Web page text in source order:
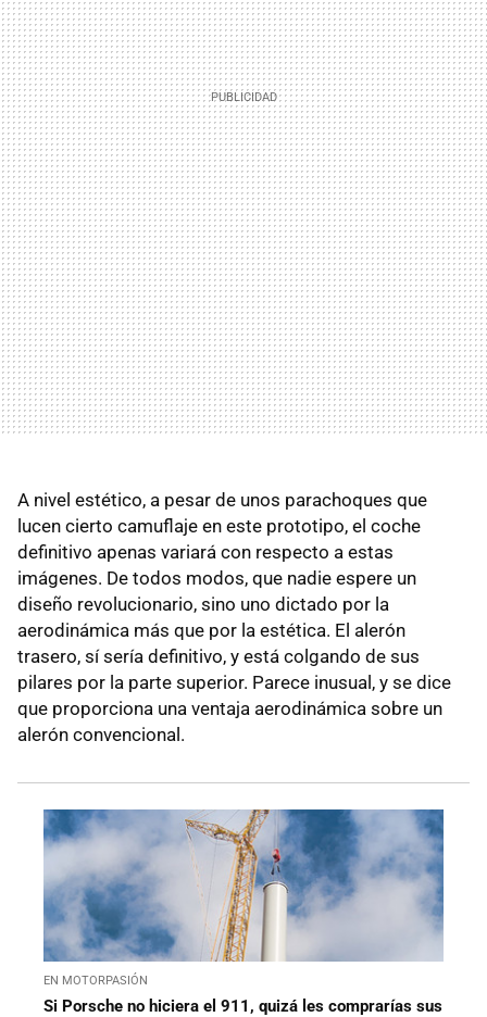
A nivel estético, a pesar de unos parachoques que
lucen cierto camuflaje en este prototipo, el coche
definitivo apenas variará con respecto a estas
imágenes. De todos modos, que nadie espere un
diseño revolucionario, sino uno dictado por la
aerodinámica más que por la estética. El alerón
trasero, sí sería definitivo, y está colgando de sus
pilares por la parte superior. Parece inusual, y se dice
que proporciona una ventaja aerodinámica sobre un
alerón convencional.
EN MOTORPASIÓN
Si Porsche no hiciera el 911, quizá les comprarías sus